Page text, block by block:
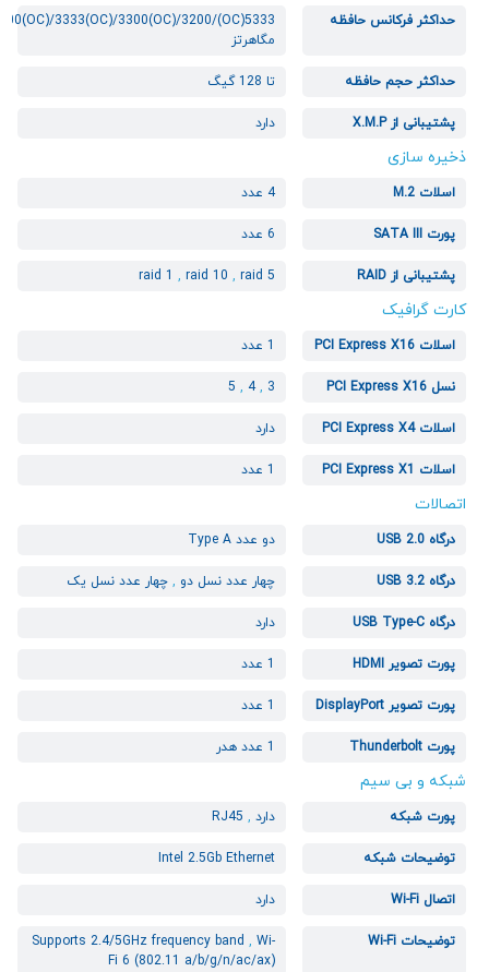
حداکثر فرکانس حافظه
3333(OC)/3300(OC)/3200
مگاهرتز
حداکثر حجم حافظه تا 128 گیگ
پشتیبانی از X.M.P دارد
ذخیره سازی
اسلات M.2 4 عدد
پورت SATA III 6 عدد
پشتیبانی از RAID raid 1 , raid 10 , raid 5
کارت گرافیک
اسلات PCI Express X16 1 عدد
نسل PCI Express X16 3
,
4
,
5
اسلات PCI Express X4 دارد
اسلات PCI Express X1 1 عدد
اتصالات
درگاه USB 2.0 دو عدد Type A
درگاه USB 3.2 چهار عدد نسل دو ,چهار عدد نسل یک
درگاه USB Type-C دارد
پورت تصویر HDMI 1 عدد
پورت تصویر DisplayPort 1 عدد
پورت Thunderbolt 1 عدد هدر
شبکه و بی سیم
پورت شبکه دارد ,
RJ45
توضیحات شبکه Intel 2.5Gb Ethernet
اتصال Wi-Fi دارد
توضیحات Wi-Fi Supports 2.4/5GHz frequency band , Wi-
Fi 6 (802.11 a/b/g/n/ac/ax)